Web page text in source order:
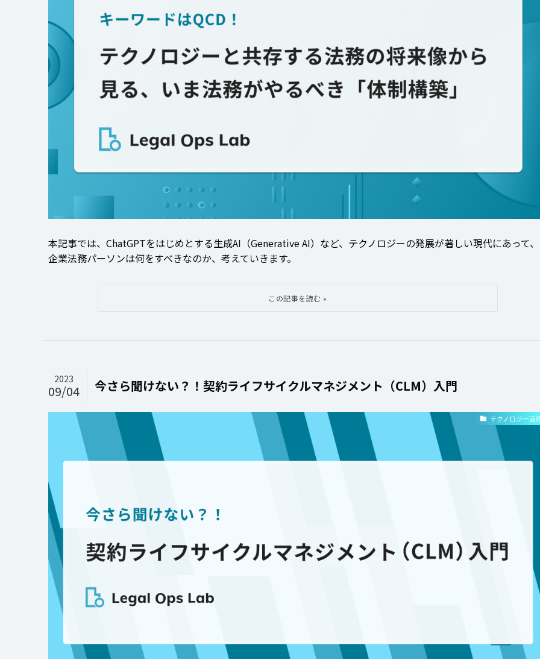
本記事では、ChatGPTをはじめとする生成AI（Generative AI）など、テクノロジーの発展が著しい現代にあって、
企業法務パーソンは何をすべきなのか、考えていきます。
今さら聞けない？！契約ライフサイクルマネジメント（CLM）入門
2023
09/04
テクノロジー活